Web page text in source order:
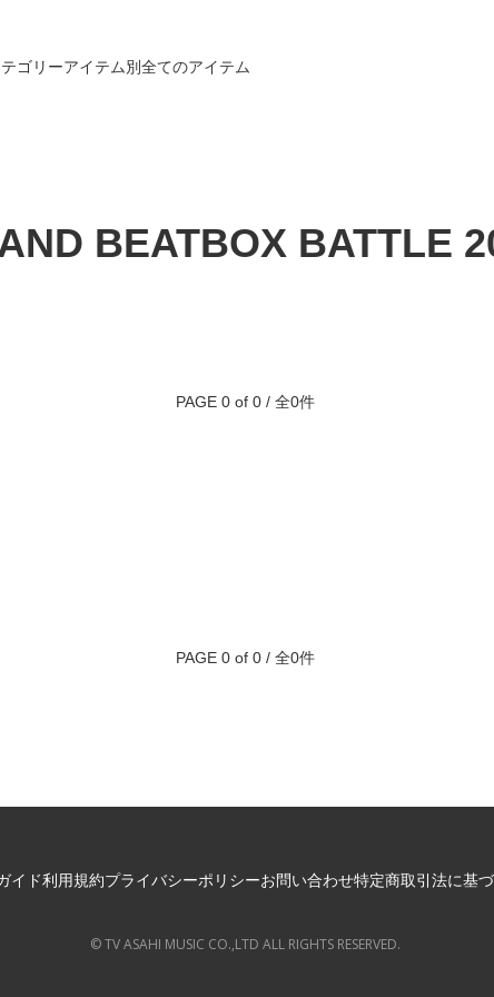
ゴリーアイテム別全てのアイテム
BEATBOX BATTLE
PAGE 0 of 0 / 全0件
PAGE 0 of 0 / 全0件
イド利用規約プライバシーポリシーお問い合わせ特定商取引法に基
© TV ASAHI MUSIC CO.,LTD ALL RIGHTS RESERVED.